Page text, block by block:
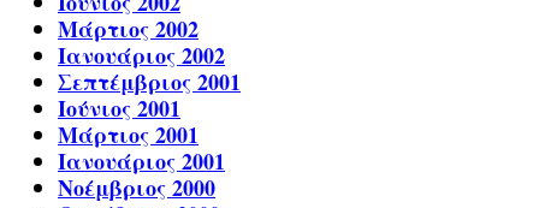
Μάρτιος 2002
Ιανουάριος 2002
Σεπτέμβριος 2001
Ιούνιος 2001
Μάρτιος 2001
Ιανουάριος 2001
Νοέμβριος 2000